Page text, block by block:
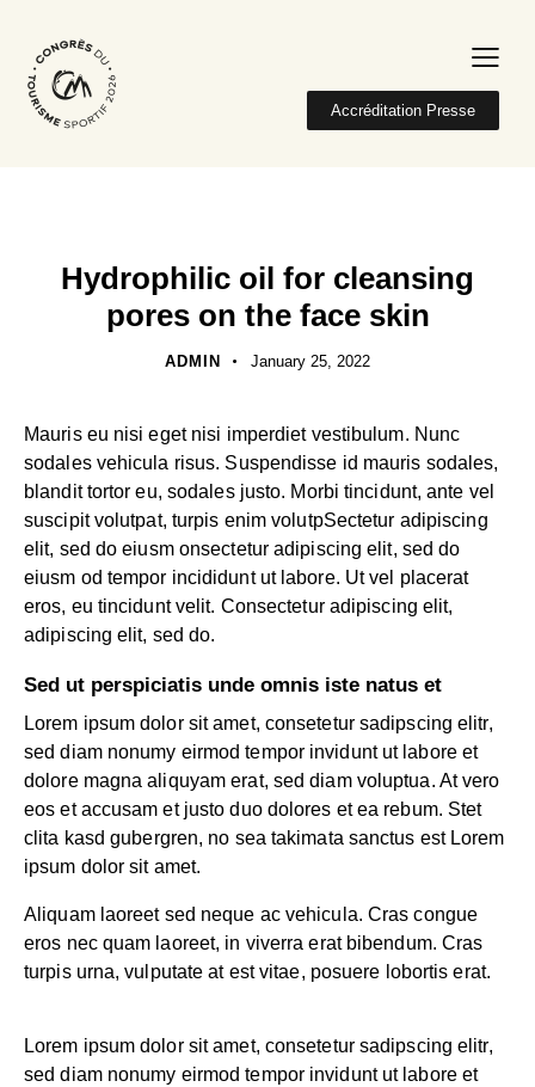
Accréditation Presse
Hydrophilic oil for cleansing
pores on the face skin
ADMIN January 25, 2022
Mauris eu nisi eget nisi imperdiet vestibulum. Nunc
sodales vehicula risus. Suspendisse id mauris sodales,
blandit tortor eu, sodales justo. Morbi tincidunt, ante vel
suscipit volutpat, turpis enim volutpSectetur adipiscing
elit, sed do eiusm onsectetur adipiscing elit, sed do
eiusm od tempor incididunt ut labore. Ut vel placerat
eros, eu tincidunt velit. Consectetur adipiscing elit,
adipiscing elit, sed do.
Sed ut perspiciatis unde omnis iste natus et
Lorem ipsum dolor sit amet, consetetur sadipscing elitr,
sed diam nonumy eirmod tempor invidunt ut labore et
dolore magna aliquyam erat, sed diam voluptua. At vero
eos et accusam et justo duo dolores et ea rebum. Stet
clita kasd gubergren, no sea takimata sanctus est Lorem
ipsum dolor sit amet.
Aliquam laoreet sed neque ac vehicula. Cras congue
eros nec quam laoreet, in viverra erat bibendum. Cras
turpis urna, vulputate at est vitae, posuere lobortis erat.
Lorem ipsum dolor sit amet, consetetur sadipscing elitr,
sed diam nonumy eirmod tempor invidunt ut labore et